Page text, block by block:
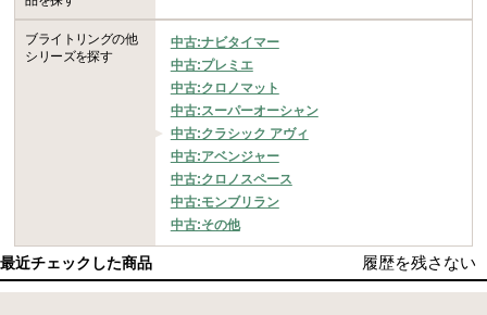
ブライトリングの他
シリーズを探す
中古:ナビタイマー
中古:プレミエ
中古:クロノマット
中古:スーパーオーシャン
中古:クラシック アヴィ
中古:アベンジャー
中古:クロノスペース
中古:モンブリラン
中古:その他
最近チェックした商品 履歴を残さない